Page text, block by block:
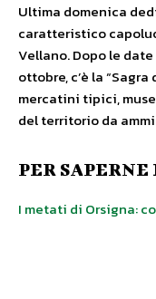
Ultima domenica
caratteristico
Vellano. Dopo le
ottobre, c’è la
mercatini tipici,
del territorio da
PER SAPERNE
I metati di Orsigna: